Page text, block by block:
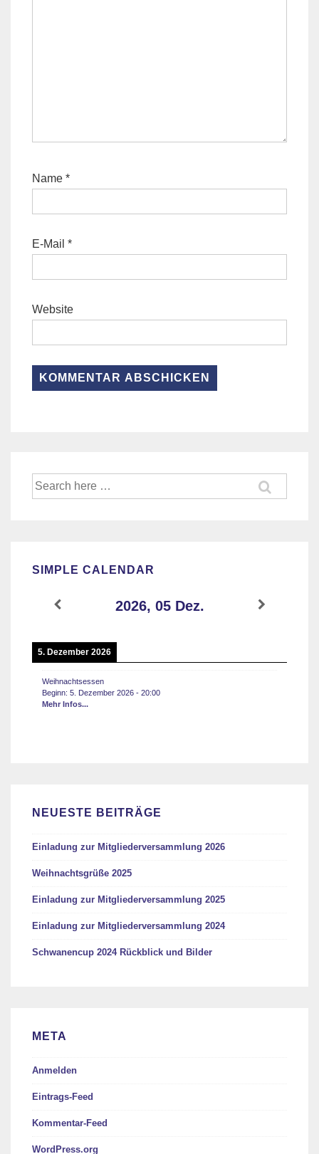
Name *
E-Mail *
Website
Suche
SIMPLE CALENDAR
2026, 05 Dez.
5. Dezember 2026
Weihnachtsessen
Beginn: 5. Dezember 2026 - 20:00
Mehr Infos...
NEUESTE BEITRÄGE
Einladung zur Mitgliederversammlung 2026
Weihnachtsgrüße 2025
Einladung zur Mitgliederversammlung 2025
Einladung zur Mitgliederversammlung 2024
Schwanencup 2024 Rückblick und Bilder
META
Anmelden
Eintrags-Feed
Kommentar-Feed
WordPress.org